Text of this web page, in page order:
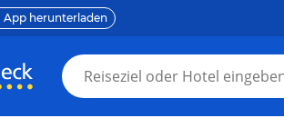
App herunterladen